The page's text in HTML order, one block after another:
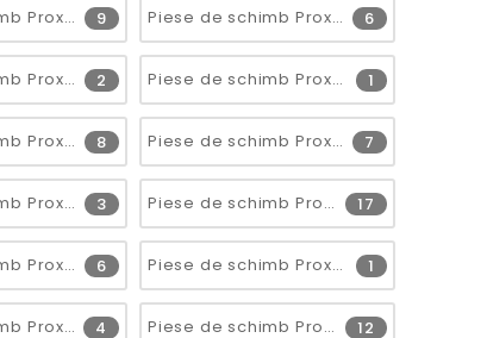
Piese de schimb Proxxon 24004 9 Piese de schimb Proxxon 24150 6
Piese de schimb Proxxon 27040 2 Piese de schimb Proxxon 27044 1
Piese de schimb Proxxon 27088 8 Piese de schimb Proxxon 27094 7
Piese de schimb Proxxon 27110 3 Piese de schimb Proxxon 27130 17
Piese de schimb Proxxon 28124 6 Piese de schimb Proxxon 28128 1
Piese de schimb Proxxon 28462 4 Piese de schimb Proxxon 28510 60/E, 2020.04 12